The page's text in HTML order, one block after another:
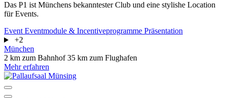
Das P1 ist Münchens bekanntester Club und eine stylishe Location
für Events.
Event Eventmodule & Incentiveprogramme Präsentation
+2
München
2 km zum Bahnhof35 km zum Flughafen
Mehr erfahren